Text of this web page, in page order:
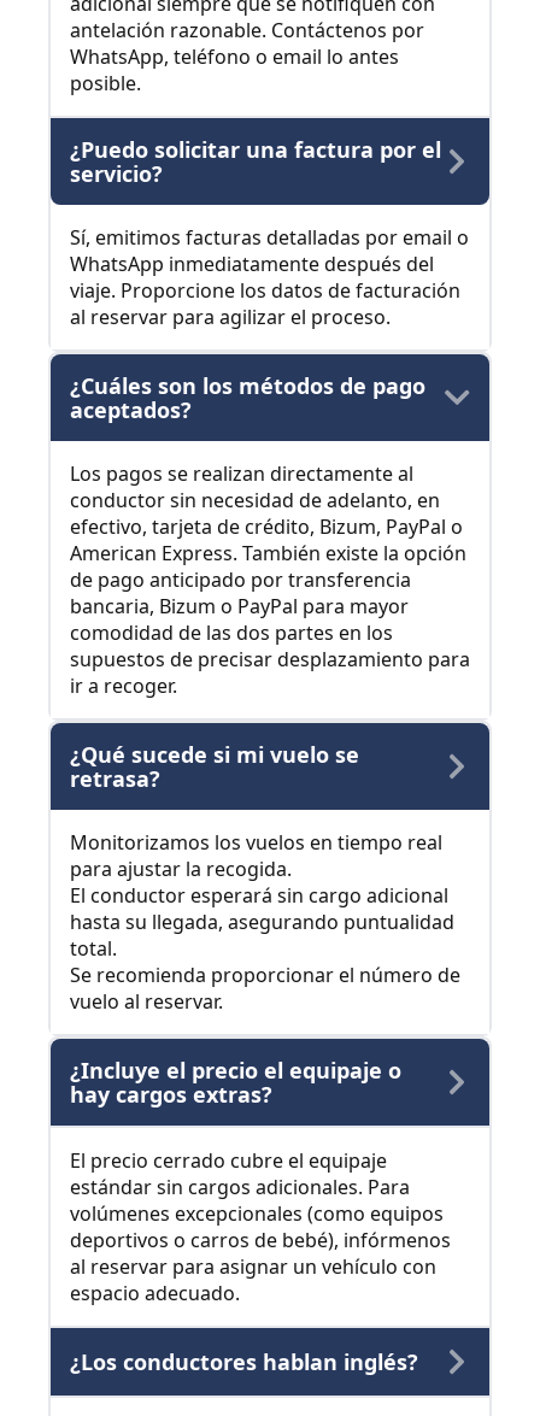
antelación razonable. Contáctenos por
WhatsApp, teléfono o email lo antes
posible.
¿Puedo solicitar una factura por el
servicio?
Sí, emitimos facturas detalladas por email o
WhatsApp inmediatamente después del
viaje. Proporcione los datos de facturación
al reservar para agilizar el proceso.
¿Cuáles son los métodos de pago
aceptados?
Los pagos se realizan directamente al
conductor sin necesidad de adelanto, en
efectivo, tarjeta de crédito, Bizum, PayPal o
American Express. También existe la opción
de pago anticipado por transferencia
bancaria, Bizum o PayPal para mayor
comodidad de las dos partes en los
supuestos de precisar desplazamiento para
ir a recoger.
¿Qué sucede si mi vuelo se
retrasa?
Monitorizamos los vuelos en tiempo real
para ajustar la recogida.
El conductor esperará sin cargo adicional
hasta su llegada, asegurando puntualidad
total.
Se recomienda proporcionar el número de
vuelo al reservar.
¿Incluye el precio el equipaje o
hay cargos extras?
El precio cerrado cubre el equipaje
estándar sin cargos adicionales. Para
volúmenes excepcionales (como equipos
deportivos o carros de bebé), infórmenos
al reservar para asignar un vehículo con
espacio adecuado.
¿Los conductores hablan inglés?